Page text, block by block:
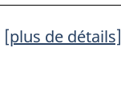
[plus de détails]